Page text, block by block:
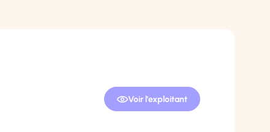
Voir l'exploitant